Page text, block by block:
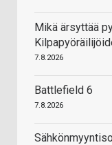
Mikä ärsyttää
7.8.2026
Battlefield 6
7.8.2026